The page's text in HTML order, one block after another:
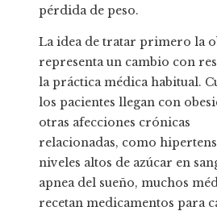
pérdida de peso.
La idea de tratar primero la
representa un cambio con
la práctica médica habitual.
los pacientes llegan con
otras afecciones crónicas
relacionadas, como
niveles altos de azúcar en
apnea del sueño, muchos
recetan medicamentos para